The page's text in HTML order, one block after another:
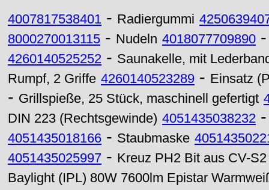
4007817538401 - Radiergummi
8000270013115 - Nudeln 4018077709890
4260140525252 - Saunakelle, mit
Rumpf, 2 Griffe 4260140523289 - Einsatz
- Grillspieße, 25 Stück, maschinell gefertigt
DIN 223 (Rechtsgewinde) 4051435038232
4051435018166 - Staubmaske
4051435025997 - Kreuz PH2 Bit aus CV-
Baylight (IPL) 80W 7600lm Epistar